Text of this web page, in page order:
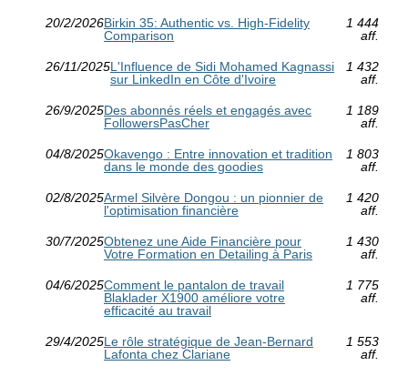
20/2/2026Birkin 35: Authentic vs. High-Fidelity
Comparison
1 444
aff.
26/11/2025L'Influence de Sidi Mohamed Kagnassi
sur LinkedIn en Côte d'Ivoire
1 432
aff.
26/9/2025Des abonnés réels et engagés avec
FollowersPasCher
1 189
aff.
04/8/2025Okavengo : Entre innovation et tradition
dans le monde des goodies
1 803
aff.
02/8/2025Armel Silvère Dongou : un pionnier de
l'optimisation financière
1 420
aff.
30/7/2025Obtenez une Aide Financière pour
Votre Formation en Detailing à Paris
1 430
aff.
04/6/2025Comment le pantalon de travail
Blaklader X1900 améliore votre
efficacité au travail
1 775
aff.
29/4/2025Le rôle stratégique de Jean-Bernard
Lafonta chez Clariane
1 553
aff.